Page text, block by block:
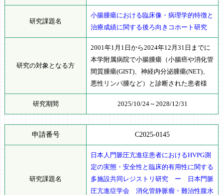
研究課題名
小腸腫瘍における臨床像・病理学的特徴と
治療成績に関する後ろ向きコホート研究
研究の対象となる方
2001年1月1日から2024年12月31日までに
本学附属病院で小腸腫瘍（小腸癌や消化管
間質腫瘍(GIST)、神経内分泌腫瘍(NET)、
悪性リンパ腫など）と診断された患者様
研究期間 2025/10/24～2028/12/31
申請番号 C2025-0145
研究課題名
日本人門脈圧亢進症患者におけるHVPG測
定の実態・安全性と臨床的有用性に関する
多施設共同レジストリ研究 ー 日本門脈
圧亢進症学会 消化管静脈瘤・難治性腹水